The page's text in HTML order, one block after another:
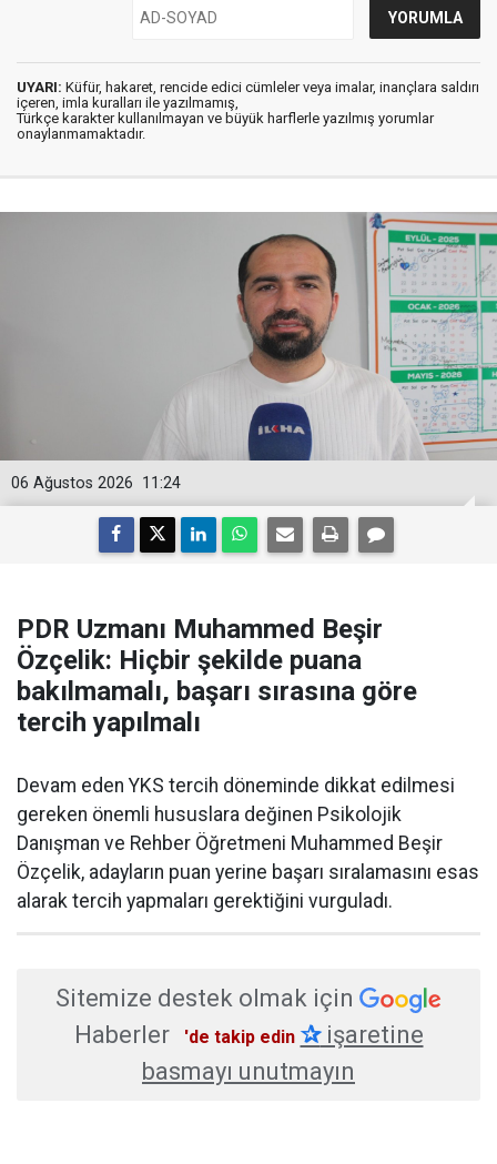
UYARI: Küfür, hakaret, rencide edici cümleler veya imalar, inançlara saldırı
içeren, imla kuralları ile yazılmamış,
Türkçe karakter kullanılmayan ve büyük harflerle yazılmış yorumlar
onaylanmamaktadır.
11:24
06 Ağustos 2026
PDR Uzmanı Muhammed Beşir
Özçelik: Hiçbir şekilde puana
bakılmamalı, başarı sırasına göre
tercih yapılmalı
Devam eden YKS tercih döneminde dikkat edilmesi
gereken önemli hususlara değinen Psikolojik
Danışman ve Rehber Öğretmeni Muhammed Beşir
Özçelik, adayların puan yerine başarı sıralamasını esas
alarak tercih yapmaları gerektiğini vurguladı.
Sitemize destek olmak için
Haberler
'de takip edin ✰işaretine
basmayı unutmayın